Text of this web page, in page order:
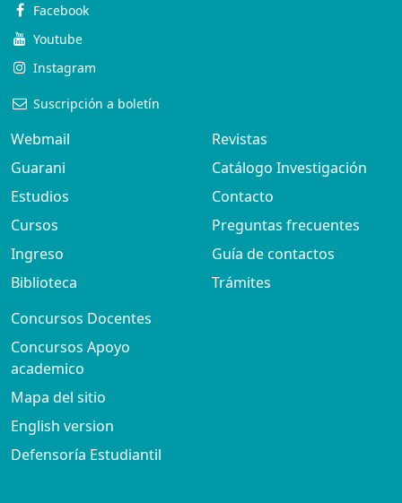
Facebook
Youtube
Instagram
Suscripción a boletín
Webmail
Guarani
Estudios
Cursos
Ingreso
Biblioteca
Revistas
Catálogo Investigación
Contacto
Preguntas frecuentes
Guía de contactos
Trámites
Concursos Docentes
Concursos Apoyo
academico
Mapa del sitio
English version
Defensoría Estudiantil